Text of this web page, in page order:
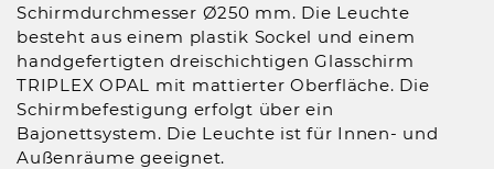
Schirmdurchmesser Ø250 mm. Die Leuchte
besteht aus einem plastik Sockel und einem
handgefertigten dreischichtigen Glasschirm
TRIPLEX OPAL mit mattierter Oberfläche. Die
Schirmbefestigung erfolgt über ein
Bajonettsystem. Die Leuchte ist für Innen- und
Außenräume geeignet.